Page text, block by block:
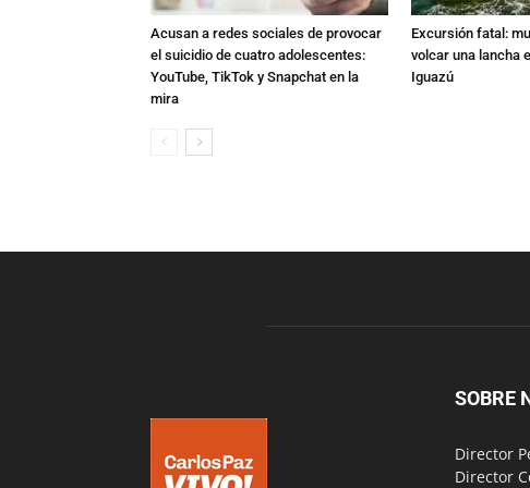
Acusan a redes sociales de provocar
el suicidio de cuatro adolescentes:
YouTube, TikTok y Snapchat en la
mira
Excursión fatal:
volcar una lancha
Iguazú
SOBRE
Director
Director